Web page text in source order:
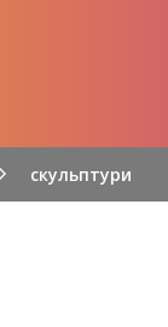
скульптури